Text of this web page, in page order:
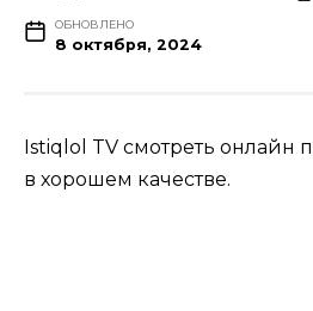
ОБНОВЛЕНО
8 октября, 2024
Istiqlol TV смотреть онлайн
в хорошем качестве.